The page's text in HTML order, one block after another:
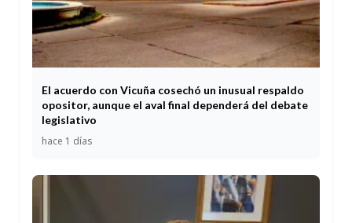
El acuerdo con Vicuña cosechó un inusual respaldo
opositor, aunque el aval final dependerá del debate
legislativo
hace 1 días